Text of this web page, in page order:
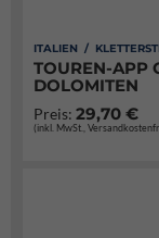
ITALIEN /
TOUREN-APP
DOLOMITEN
Preis: 29,70 €
(inkl. MwSt.,